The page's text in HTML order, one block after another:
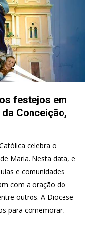
festejos em
Conceição,
celebra o
Maria. Nesta data, e
e comunidades
com a oração do
outros. A Diocese
para comemorar,